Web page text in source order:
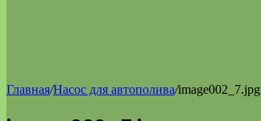
Главная/Насос для автополива/image002_7.jpg